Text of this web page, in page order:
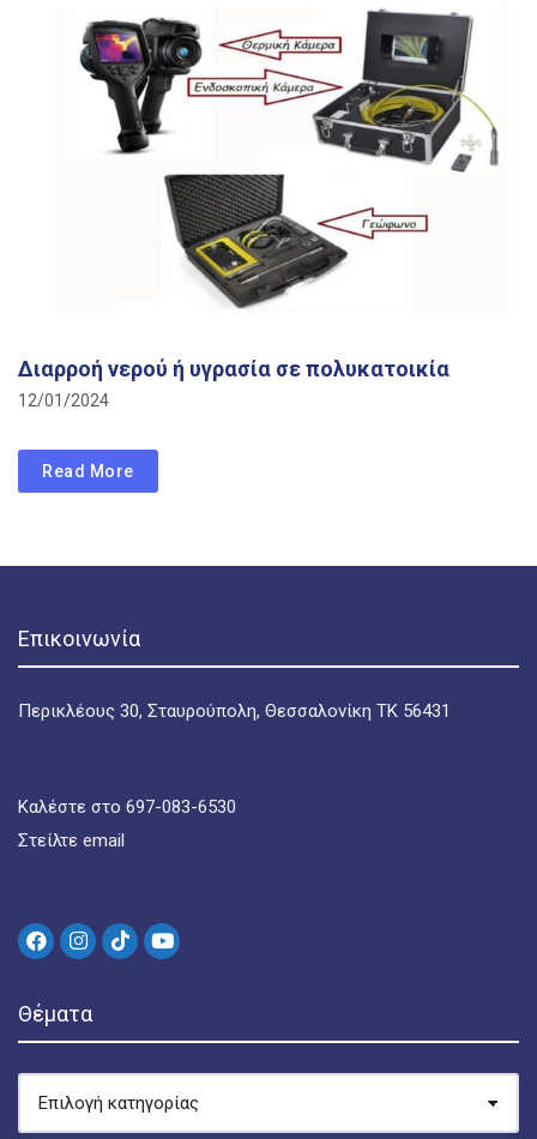
Διαρροή νερού ή υγρασία σε πολυκατοικία
12/01/2024
Read More
Επικοινωνία
Περικλέους 30, Σταυρούπολη, Θεσσαλονίκη ΤΚ 56431
Καλέστε στο 697-083-6530
Στείλτε email
Θέματα
ΘΈΜΑΤΑ